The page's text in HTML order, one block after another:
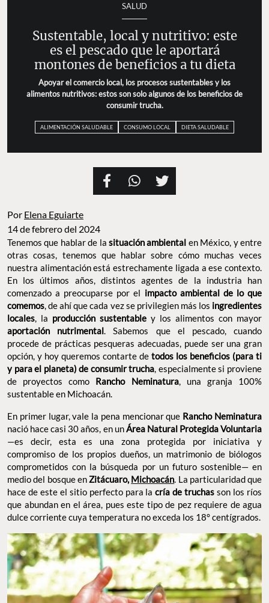
SALUD
Sustentable, local y nutritivo: este
es el pescado que le aportará
montones de beneficios a tu dieta
Apoyar el comercio local, los procesos sustentables y los
alimentos nutritivos: estos son solo algunos de los beneficios de
consumir trucha.
ALIMENTACIÓN SALUDABLE CONSUMO LOCAL DIETA SALUDABLE
Por Elena Eguiarte
14 de febrero del 2024
Tenemos que hablar de la situación ambiental en México, y entre
otras cosas, tenemos que hablar sobre cómo muchas veces
nuestra alimentación está estrechamente ligada a ese contexto.
En los últimos años, distintos agentes de la industria han
comenzado a preocuparse por el impacto ambiental de lo que
comemos, de ahí que cada vez se privilegien más los ingredientes
locales, la producción sustentable y los alimentos con mayor
aportación nutrimental. Sabemos que el pescado, cuando
procede de prácticas pesqueras adecuadas, puede ser una gran
opción, y hoy queremos contarte de todos los beneficios (para ti
y para el planeta) de consumir trucha, especialmente si proviene
de proyectos como Rancho Neminatura, una granja 100%
sustentable en Michoacán.
En primer lugar, vale la pena mencionar que Rancho Neminatura
nació hace casi 30 años, en unÁrea Natural Protegida Voluntaria
—es decir, esta es una zona protegida por iniciativa y
compromiso de los propios dueños, un matrimonio de biólogos
comprometidos con la búsqueda por un futuro sostenible— en
medio del bosque enZitácuaro, Michoacán. La particularidad que
hace de este el sitio perfecto para lacría de truchas son los ríos
que abundan en el área, pues este tipo de pez requiere de agua
dulce corriente cuya temperatura no exceda los 18° centígrados.